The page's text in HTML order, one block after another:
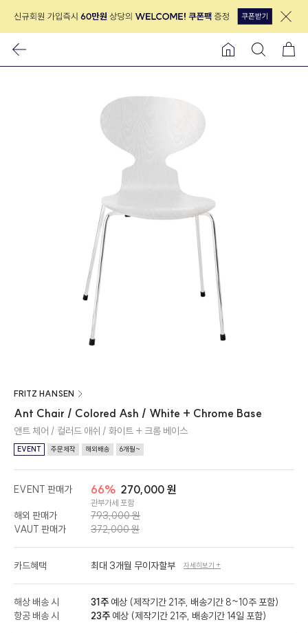
FRITZ HANSEN
Ant Chair / Colored Ash / White + Chrome Base
앤트 체어 / 컬러드 애쉬 / 화이트 + 크롬 베이스
EVENT 주문제작 해외배송 6개월~
해외 판매가
793,000 원
VAUT 판매가
372,000 원
EVENT 판매가 66% 270,000 원
관부가세 포함
카드혜택 최대 3개월 무이자할부 자세히보기 +
해상 배송 시 31주 예상 (제작기간 21주, 배송기간 8~10주 포함)
항공 배송 시
23주 예상 (제작기간 21주, 배송기간 14일 포함)